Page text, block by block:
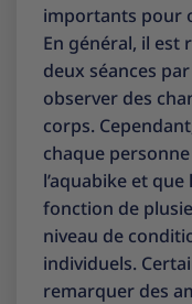
importants pour
En général, il est
deux séances
observer des
corps.
chaque
l’aquabike et
fonction de
niveau de
individuels.
remarquer des